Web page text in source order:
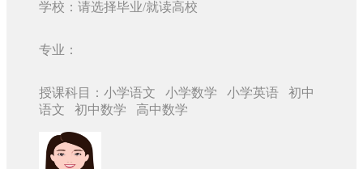
学校：请选择毕业/就读高校
专业：
授课科目：小学语文 小学数学 小学英语 初中
语文 初中数学 高中数学